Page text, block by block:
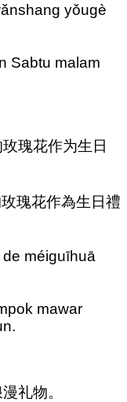
yǒugè
Sabtu malam
瑰花作为生日
瑰花作為生日禮
méiguīhuā
mawar
礼物。